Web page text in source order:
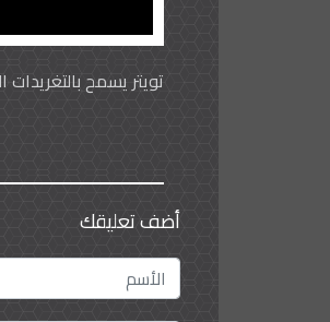
تويتر يسمح
قريباً.. بإمكانك
لدى التسجيل يتم
للمستخدم سماع
تفادي ذلك في التحديث
أضف تعليقك